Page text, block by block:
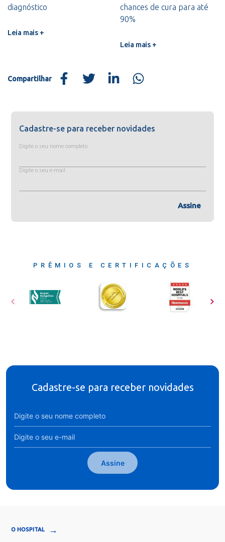
diagnóstico
Leia mais +
chances de cura para até
90%
Leia mais +
Compartilhar
Cadastre-se para receber novidades
Digite o seu nome completo
Digite o seu e-mail
Assine
PRÊMIOS E CERTIFICAÇÕES
Cadastre-se para receber novidades
Assine
O HOSPITAL →